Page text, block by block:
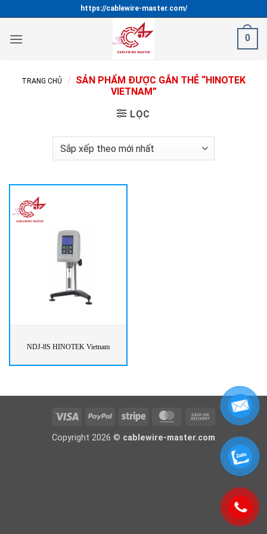
qua
nội
https://cablewire-master.com/
0
TRANG CHỦ / SẢN PHẨM ĐƯỢC GẮN THẺ “HINOTEK
VIETNAM”
LỌC
NDJ-8S HINOTEK Vietnam
Visa PayPal Stripe MasterCardCash
Delivery
Copyright 2026 © cablewire-master.com